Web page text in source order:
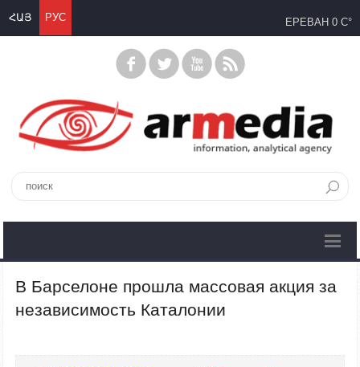
ՀԱՅ РУС ЕРЕВАН 0 C°
В Барселоне прошла массовая акция за
независимость Каталонии